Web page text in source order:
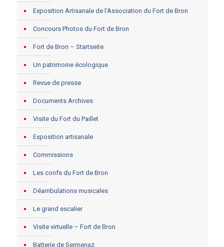
Exposition Artisanale de l’Association du Fort de Bron
Concours Photos du Fort de Bron
Fort de Bron – Startseite
Un patrimoine écologique
Revue de presse
Documents Archives
Visite du Fort du Paillet
Exposition artisanale
Commissions
Les confs du Fort de Bron
Déambulations musicales
Le grand escalier
Visite virtuelle – Fort de Bron
Batterie de Sermenaz